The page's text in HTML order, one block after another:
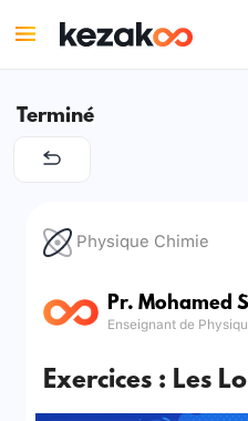
Terminé
Physique Chimie
Pr. Mohamed
Enseignant de
Exercices : Les